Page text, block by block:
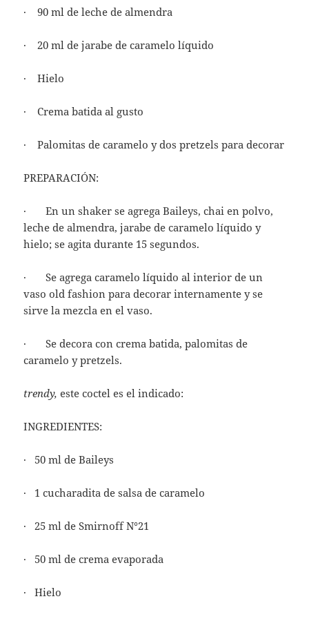
· 90 ml de leche de almendra
· 20 ml de jarabe de caramelo líquido
· Hielo
· Crema batida al gusto
· Palomitas de caramelo y dos pretzels para decorar
PREPARACIÓN:
· En un shaker se agrega Baileys, chai en polvo,
leche de almendra, jarabe de caramelo líquido y
hielo; se agita durante 15 segundos.
· Se agrega caramelo líquido al interior de un
vaso old fashion para decorar internamente y se
sirve la mezcla en el vaso.
· Se decora con crema batida, palomitas de
caramelo y pretzels.
trendy,este coctel es el indicado:
INGREDIENTES:
· 50 ml de Baileys
· 1 cucharadita de salsa de caramelo
· 25 ml de Smirnoff N°21
· 50 ml de crema evaporada
· Hielo